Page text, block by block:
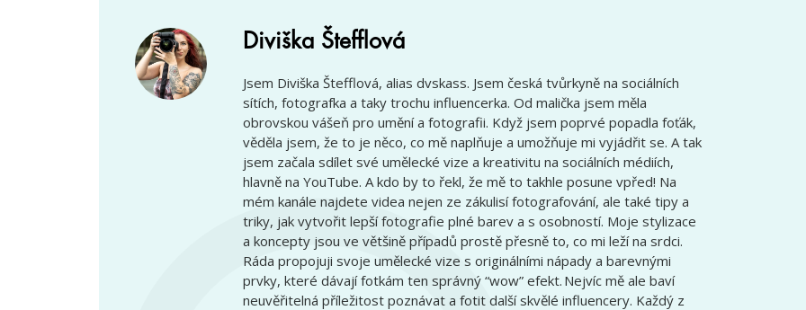
Diviška Štefflová
Jsem Diviška Štefflová, alias dvskass. Jsem česká tvůrkyně na sociálních
sítích, fotografka a taky trochu influencerka. Od malička jsem měla
obrovskou vášeň pro umění a fotografii. Když jsem poprvé popadla foťák,
věděla jsem, že to je něco, co mě naplňuje a umožňuje mi vyjádřit se. A tak
jsem začala sdílet své umělecké vize a kreativitu na sociálních médiích,
hlavně na YouTube. A kdo by to řekl, že mě to takhle posune vpřed! Na
mém kanále najdete videa nejen ze zákulisí fotografování, ale také tipy a
triky, jak vytvořit lepší fotografie plné barev a s osobností. Moje stylizace
a koncepty jsou ve většině případů prostě přesně to, co mi leží na srdci.
Ráda propojuji svoje umělecké vize s originálními nápady a barevnými
prvky, které dávají fotkám ten správný “wow” efekt. Nejvíc mě ale baví
neuvěřitelná příležitost poznávat a fotit další skvělé influencery. Každý z